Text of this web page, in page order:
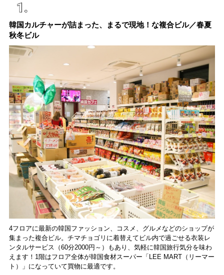
JIMOTO
PROGRAM」が青
森・群馬・沖縄で始
動。6種類を飲んで実
食レポート
韓国カルチャーが詰まった、まるで現地！な複合ビル／春夏
秋冬ビル
4フロアに最新の韓国ファッション、コスメ、グルメなどのショップが
集まった複合ビル。チマチョゴリに着替えてビル内で過ごせる衣装レ
ンタルサービス（60分2000円～）もあり、気軽に韓国旅行気分を味わ
えます！1階はフロア全体が韓国食材スーパー「LEE MART（リーマー
ト）」になっていて買物に最適です。